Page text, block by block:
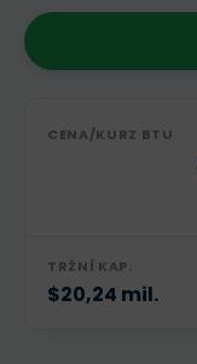
CENA/KURZ BTU
TRŽNÍ KAP.
$20,24 mil.